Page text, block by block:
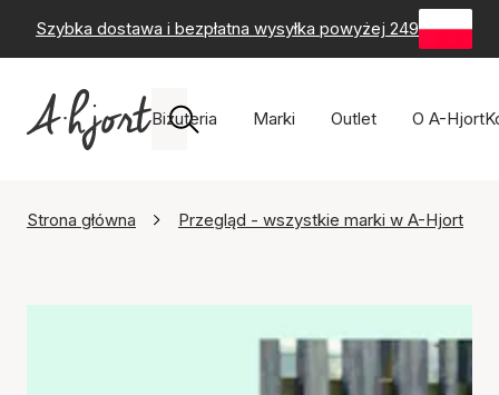
Szybka dostawa i bezpłatna wysyłka powyżej 249 zł -
Biżuteria Marki Outlet O A-Hjort
Strona główna Przegląd - wszystkie marki w A-Hjort